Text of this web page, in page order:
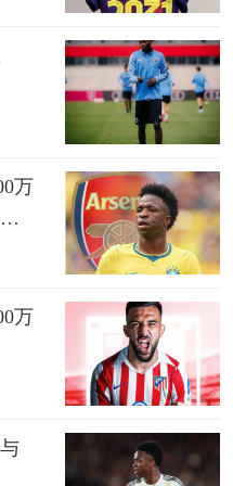
万
万